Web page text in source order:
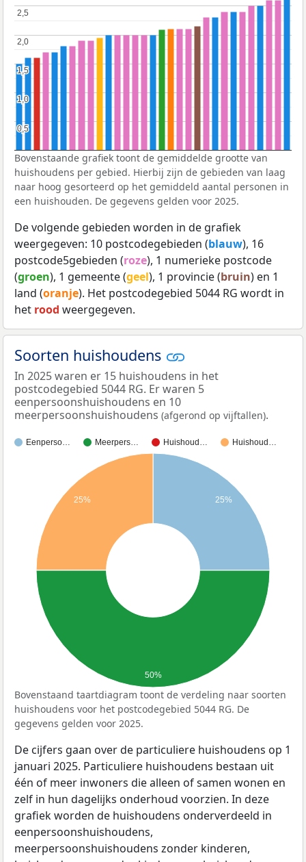
0,5
0,5
1,0
1,0
1,5
1,5
2,0
2,0
2,5
2,5
Bovenstaande grafiek toont de gemiddelde grootte van
huishoudens per gebied. Hierbij zijn de gebieden van laag
naar hoog gesorteerd op het gemiddeld aantal personen in
een huishouden. De gegevens gelden voor 2025.
De volgende gebieden worden in de grafiek
weergegeven: 10 postcodegebieden (blauw), 16
postcode5gebieden (roze), 1 numerieke postcode
(groen), 1 gemeente (geel), 1 provincie (bruin) en 1
land (oranje). Het postcodegebied 5044 RG wordt in
het rood weergegeven.
Soorten huishoudens
In 2025 waren er 15 huishoudens in het
postcodegebied 5044 RG. Er waren 5
eenpersoonshuishoudens en 10
meerpersoonshuishoudens (afgerond op vijftallen).
Eenperso… Meerpers… Huishoud… Huishoud…
25%
25%
50%
Bovenstaand taartdiagram toont de verdeling naar soorten
huishoudens voor het postcodegebied 5044 RG. De
gegevens gelden voor 2025.
De cijfers gaan over de particuliere huishoudens op 1
januari 2025. Particuliere huishoudens bestaan uit
één of meer inwoners die alleen of samen wonen en
zelf in hun dagelijks onderhoud voorzien. In deze
grafiek worden de huishoudens onderverdeeld in
eenpersoonshuishoudens,
meerpersoonshuishoudens zonder kinderen,